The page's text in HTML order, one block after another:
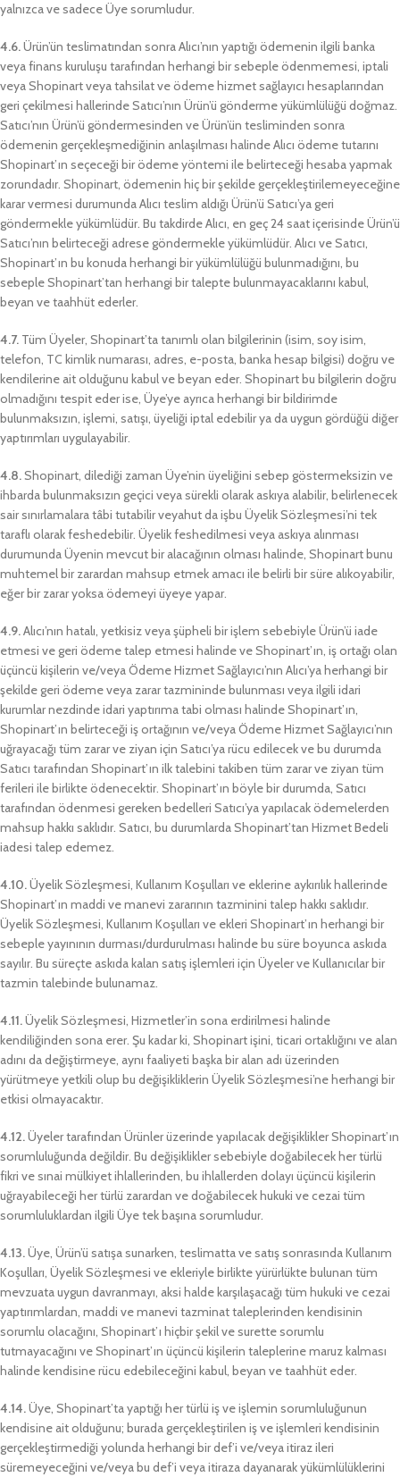
yalnızca ve sadece Üye sorumludur.
4.6.Ürün’ün teslimatından sonra Alıcı’nın yaptığı ödemenin ilgili banka
veya finans kuruluşu tarafından herhangi bir sebeple ödenmemesi, iptali
veya Shopinart veya tahsilat ve ödeme hizmet sağlayıcı hesaplarından
geri çekilmesi hallerinde Satıcı’nın Ürün’ü gönderme yükümlülüğü doğmaz.
Satıcı’nın Ürün’ü göndermesinden ve Ürün’ün tesliminden sonra
ödemenin gerçekleşmediğinin anlaşılması halinde Alıcı ödeme tutarını
Shopinart’ın seçeceği bir ödeme yöntemi ile belirteceği hesaba yapmak
zorundadır. Shopinart, ödemenin hiç bir şekilde gerçekleştirilemeyeceğine
karar vermesi durumunda Alıcı teslim aldığı Ürün’ü Satıcı’ya geri
göndermekle yükümlüdür. Bu takdirde Alıcı, en geç 24 saat içerisinde Ürün’ü
Satıcı’nın belirteceği adrese göndermekle yükümlüdür. Alıcı ve Satıcı,
Shopinart’ın bu konuda herhangi bir yükümlülüğü bulunmadığını, bu
sebeple Shopinart’tan herhangi bir talepte bulunmayacaklarını kabul,
beyan ve taahhüt ederler.
4.7. Tüm Üyeler, Shopinart’ta tanımlı olan bilgilerinin (isim, soy isim,
telefon, TC kimlik numarası, adres, e-posta, banka hesap bilgisi) doğru ve
kendilerine ait olduğunu kabul ve beyan eder. Shopinart bu bilgilerin doğru
olmadığını tespit eder ise, Üye’ye ayrıca herhangi bir bildirimde
bulunmaksızın, işlemi, satışı, üyeliği iptal edebilir ya da uygun gördüğü diğer
yaptırımları uygulayabilir.
4.8.Shopinart, dilediği zaman Üye’nin üyeliğini sebep göstermeksizin ve
ihbarda bulunmaksızın geçici veya sürekli olarak askıya alabilir, belirlenecek
sair sınırlamalara tâbi tutabilir veyahut da işbu Üyelik Sözleşmesi’ni tek
taraflı olarak feshedebilir. Üyelik feshedilmesi veya askıya alınması
durumunda Üyenin mevcut bir alacağının olması halinde, Shopinart bunu
muhtemel bir zarardan mahsup etmek amacı ile belirli bir süre alıkoyabilir,
eğer bir zarar yoksa ödemeyi üyeye yapar.
4.9.Alıcı’nın hatalı, yetkisiz veya şüpheli bir işlem sebebiyle Ürün’ü iade
etmesi ve geri ödeme talep etmesi halinde ve Shopinart’ın, iş ortağı olan
üçüncü kişilerin ve/veya Ödeme Hizmet Sağlayıcı’nın Alıcı’ya herhangi bir
şekilde geri ödeme veya zarar tazmininde bulunması veya ilgili idari
kurumlar nezdinde idari yaptırıma tabi olması halinde Shopinart’ın,
Shopinart’ın belirteceği iş ortağının ve/veya Ödeme Hizmet Sağlayıcı’nın
uğrayacağı tüm zarar ve ziyan için Satıcı’ya rücu edilecek ve bu durumda
Satıcı tarafından Shopinart’ın ilk talebini takiben tüm zarar ve ziyan tüm
ferileri ile birlikte ödenecektir. Shopinart’ın böyle bir durumda, Satıcı
tarafından ödenmesi gereken bedelleri Satıcı’ya yapılacak ödemelerden
mahsup hakkı saklıdır. Satıcı, bu durumlarda Shopinart’tan Hizmet Bedeli
iadesi talep edemez.
4.10.Üyelik Sözleşmesi, Kullanım Koşulları ve eklerine aykırılık hallerinde
Shopinart’ın maddi ve manevi zararının tazminini talep hakkı saklıdır.
Üyelik Sözleşmesi, Kullanım Koşulları ve ekleri Shopinart’ın herhangi bir
sebeple yayınının durması/durdurulması halinde bu süre boyunca askıda
sayılır. Bu süreçte askıda kalan satış işlemleri için Üyeler ve Kullanıcılar bir
tazmin talebinde bulunamaz.
4.11.Üyelik Sözleşmesi, Hizmetler’in sona erdirilmesi halinde
kendiliğinden sona erer. Şu kadar ki, Shopinart işini, ticari ortaklığını ve alan
adını da değiştirmeye, aynı faaliyeti başka bir alan adı üzerinden
yürütmeye yetkili olup bu değişikliklerin Üyelik Sözleşmesi’ne herhangi bir
etkisi olmayacaktır.
4.12.Üyeler tarafından Ürünler üzerinde yapılacak değişiklikler Shopinart’ın
sorumluluğunda değildir. Bu değişiklikler sebebiyle doğabilecek her türlü
fikri ve sınai mülkiyet ihlallerinden, bu ihlallerden dolayı üçüncü kişilerin
uğrayabileceği her türlü zarardan ve doğabilecek hukuki ve cezai tüm
sorumluluklardan ilgili Üye tek başına sorumludur.
4.13.Üye, Ürün’ü satışa sunarken, teslimatta ve satış sonrasında Kullanım
Koşulları, Üyelik Sözleşmesi ve ekleriyle birlikte yürürlükte bulunan tüm
mevzuata uygun davranmayı, aksi halde karşılaşacağı tüm hukuki ve cezai
yaptırımlardan, maddi ve manevi tazminat taleplerinden kendisinin
sorumlu olacağını, Shopinart’ı hiçbir şekil ve surette sorumlu
tutmayacağını ve Shopinart’ın üçüncü kişilerin taleplerine maruz kalması
halinde kendisine rücu edebileceğini kabul, beyan ve taahhüt eder.
4.14.Üye, Shopinart’ta yaptığı her türlü iş ve işlemin sorumluluğunun
kendisine ait olduğunu; burada gerçekleştirilen iş ve işlemleri kendisinin
gerçekleştirmediği yolunda herhangi bir def’i ve/veya itiraz ileri
süremeyeceğini ve/veya bu def’i veya itiraza dayanarak yükümlülüklerini